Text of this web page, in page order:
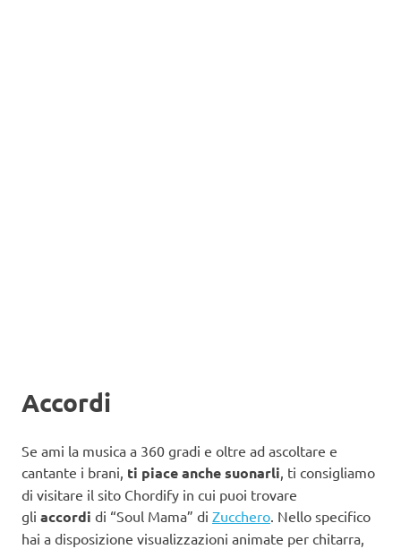
Accordi
Se ami la musica a 360 gradi e oltre ad ascoltare e
cantante i brani, ti piace anche suonarli, ti consigliamo
di visitare il sito Chordify in cui puoi trovare
gli accordi di “Soul Mama” di Zucchero. Nello specifico
hai a disposizione visualizzazioni animate per chitarra,